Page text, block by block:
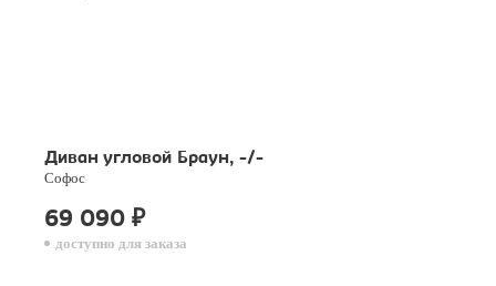
Диван угловой Браун, -/-
Софос
69 090 ₽
доступно для заказа